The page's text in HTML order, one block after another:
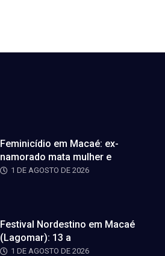
Feminicídio em Macaé: ex-
namorado mata mulher e
1 DE AGOSTO DE 2026
Festival Nordestino em Macaé
(Lagomar): 13 a
1 DE AGOSTO DE 2026